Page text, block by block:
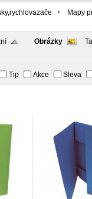
Mapy
Obrázky
Tip Akce Sleva